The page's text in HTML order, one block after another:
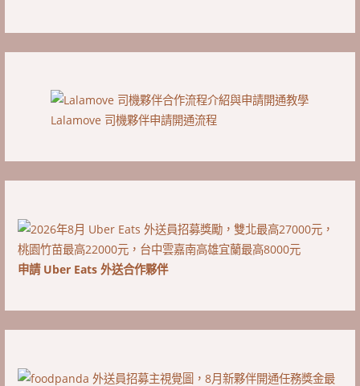
Lalamove 司機夥伴申請開通流程
申請 Uber Eats 外送合作夥伴